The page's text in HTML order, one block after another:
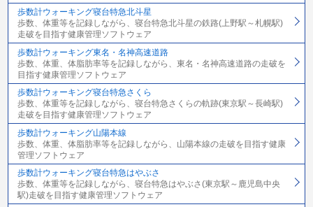
歩数計ウォーキング寝台特急北斗星
歩数、体重等を記録しながら、寝台特急北斗星の鉄路(上野駅～札幌駅)
走破を目指す健康管理ソフトウェア
歩数計ウォーキング東名・名神高速道路
歩数、体重、体脂肪率等を記録しながら、東名・名神高速道路の走破を
目指す健康管理ソフトウェア
歩数計ウォーキング寝台特急さくら
歩数、体重等を記録しながら、寝台特急さくらの軌跡(東京駅～長崎駅)
走破を目指す健康管理ソフトウェア
歩数計ウォーキング山陽本線
歩数、体重、体脂肪率等を記録しながら、山陽本線の走破を目指す健康
管理ソフトウェア
歩数計ウォーキング寝台特急はやぶさ
歩数、体重等を記録しながら、寝台特急はやぶさ(東京駅～鹿児島中央
駅)走破を目指す健康管理ソフトウェア